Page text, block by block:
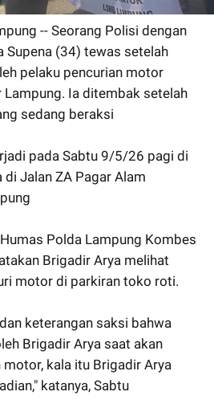
-- Seorang Polisi dengan
Supena (34) tewas setelah
pelaku pencurian motor
Ia ditembak setelah
sedang beraksi
pada Sabtu 9/5/26 pagi di
Jalan ZA Pagar Alam
Polda Lampung Kombes
Brigadir Arya melihat
motor di parkiran toko roti.
keterangan saksi bahwa
Brigadir Arya saat akan
kala itu Brigadir Arya
katanya, Sabtu